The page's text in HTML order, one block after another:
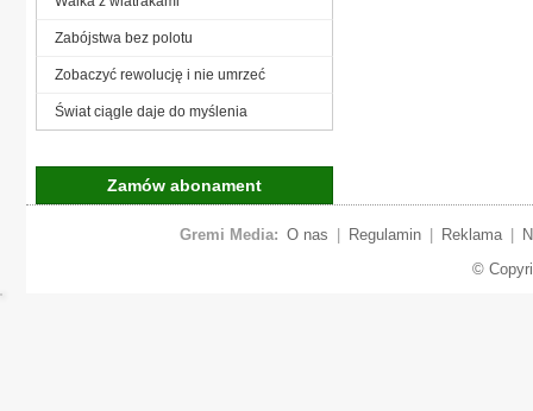
Zabójstwa bez polotu
Zobaczyć rewolucję i nie umrzeć
Świat ciągle daje do myślenia
Zamów abonament
Gremi Media: O nas Regulamin Reklama
©